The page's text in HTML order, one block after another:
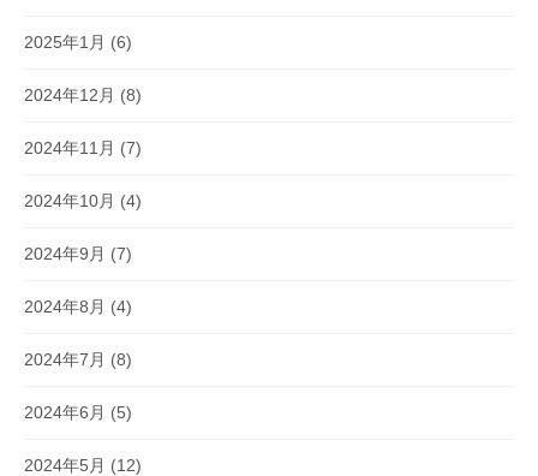
2025年1月 (6)
2024年12月 (8)
2024年11月 (7)
2024年10月 (4)
2024年9月 (7)
2024年8月 (4)
2024年7月 (8)
2024年6月 (5)
2024年5月 (12)